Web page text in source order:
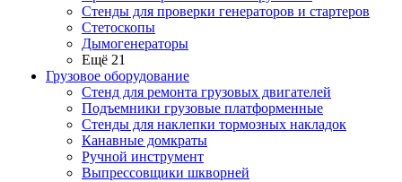
Стенды для проверки генераторов и стартеров
Стетоскопы
Дымогенераторы
Ещё 21
Грузовое оборудование
Стенд для ремонта грузовых двигателей
Подъемники грузовые платформенные
Стенды для наклепки тормозных накладок
Канавные домкраты
Ручной инструмент
Выпрессовщики шкворней